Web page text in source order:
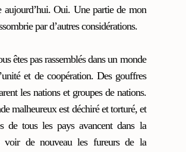
aujourd’hui. Oui. Une partie de mon
par d’autres considérations.
êtes pas rassemblés dans un monde
et de coopération. Des gouffres
les nations et groupes de nations.
malheureux est déchiré et torturé, et
de tous les pays avancent dans la
voir de nouveau les fureurs de la